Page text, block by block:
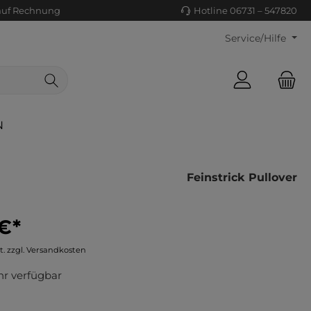
Rechnung Hotline 06731 – 547820
Service/Hilfe
Tücher
Feinstrick Pullover
zzgl. Versandkosten
verfügbar